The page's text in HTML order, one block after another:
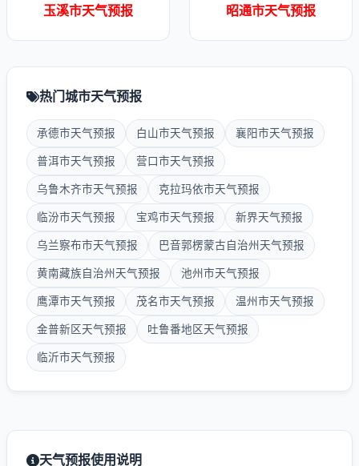
玉溪市天气预报 昭通市天气预报
热门城市天气预报
承德市天气预报 白山市天气预报 襄阳市天气预报
普洱市天气预报 营口市天气预报
乌鲁木齐市天气预报 克拉玛依市天气预报
临汾市天气预报 宝鸡市天气预报 新界天气预报
乌兰察布市天气预报 巴音郭楞蒙古自治州天气预报
黄南藏族自治州天气预报 池州市天气预报
鹰潭市天气预报 茂名市天气预报 温州市天气预报
金普新区天气预报 吐鲁番地区天气预报
临沂市天气预报
天气预报使用说明